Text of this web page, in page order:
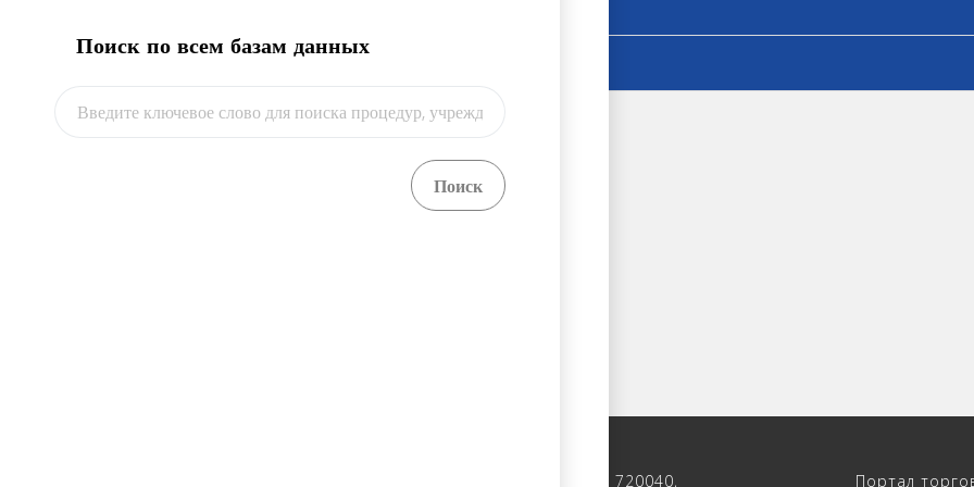
Поиск по всем базам данных
Таможенное оформление
пр. Чуй 122, 4-ый этаж, 720040, Портал